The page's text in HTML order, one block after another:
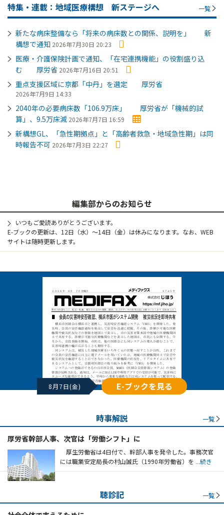
特集・連載：地域医療構想 新ステージへ 一覧
新たな病床整備なら「将来の病床数との関係、説明を」 新
構想で通知 2026年7月30日 20:23
医療・介護保険計画で通知、「在宅連携機能」の役割盛り込
む 厚労省 2026年7月16日 20:51
重点支援区域に京都「中丹」を選定 厚労省
2026年7月9日 14:33
2040年の必要病床数「106.9万床」 厚労省が「機械的試
算」、9.5万床減 2026年7月7日 16:59
新構想GL、「急性期拠点」と「高齢者救急・地域急性期」は同
時報告不可 2026年7月3日 22:27
編集部からのお知らせ
いつもご愛読ありがとうございます。
E-ブックの更新は、12日（水）～14日（金）は休みになります。なお、WEB
サイトは随時更新します。
8月7日(金) E-ブックを見る
時事解説 一覧
厚労省幹部人事、次官は「労働シフト」に
厚生労働省は4日付で、幹部人事を発令した。事務次官
には職業安定局長の村山誠氏（1990年労働省）を ...続き
聴診記 一覧